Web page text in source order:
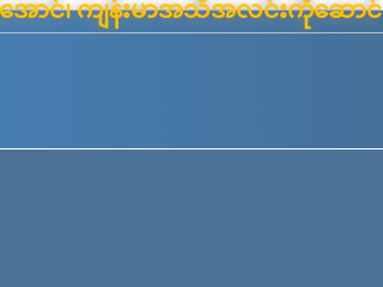
ောင်၊ ကျန်းမာအသိအလင်းကိုဆောင်